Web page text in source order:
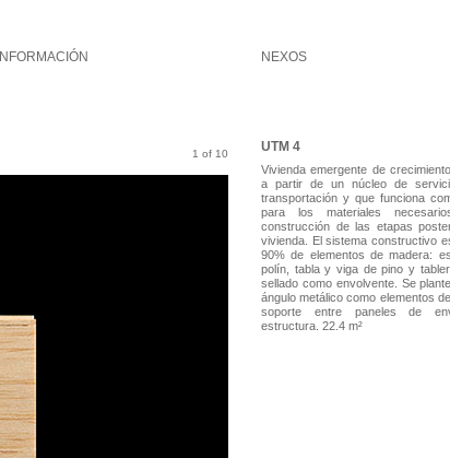
INFORMACIÓN NEXOS
UTM 4
Vivienda emergente de
a partir de un núcleo de
transportación y que funciona
para los materiales
construcción de las etapas
vivienda. El sistema constructivo
90% de elementos de madera:
polín, tabla y viga de pino y
sellado como envolvente. Se
ángulo metálico como elementos
soporte entre paneles de
estructura. 22.4 m²
1 of 10